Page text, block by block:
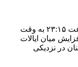
این رسانه غربی به بمباران هیروشیما در ساعت ۲۳:۱۵ به وقت
میان ایالات
در نزدیکی